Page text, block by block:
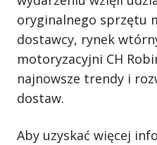
oryginalnego sprzętu
dostawcy, rynek
motoryzacyjni CH
najnowsze trendy i
dostaw.
Aby uzyskać więcej